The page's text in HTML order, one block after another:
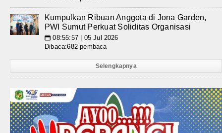
Kumpulkan Ribuan Anggota di Jona Garden,
PWI Sumut Perkuat Soliditas Organisasi
📅 08:55:57 | 05 Jul 2026
Dibaca:682 pembaca
Selengkapnya